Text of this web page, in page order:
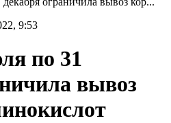
9:53
по 31
вывоз